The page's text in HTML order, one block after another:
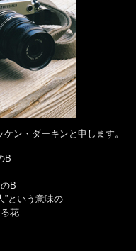
ン・ダーキンと申します。
B
B
”という意味の
花